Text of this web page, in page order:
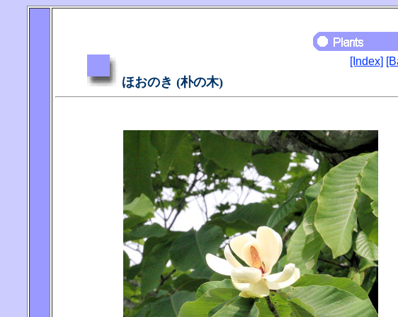
ほおのき (朴の木)
[Index]